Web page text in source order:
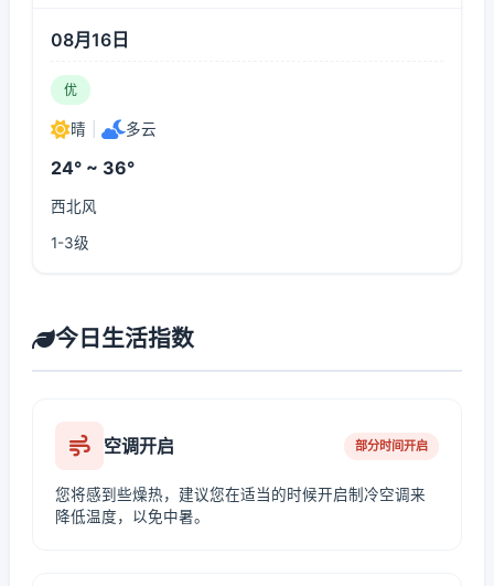
08月16日
优
晴 多云
24° ~ 36°
西北风
1-3级
今日生活指数
空调开启 部分时间开启
您将感到些燥热，建议您在适当的时候开启制冷空调来
降低温度，以免中暑。